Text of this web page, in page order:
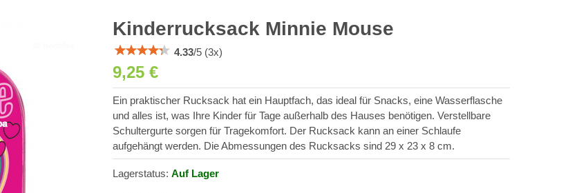
Kinderrucksack Minnie Mouse
4.33/5 (3x)
9,25 €
Ein praktischer Rucksack hat ein Hauptfach, das ideal für Snacks, eine Wasserflasche
und alles ist, was Ihre Kinder für Tage außerhalb des Hauses benötigen. Verstellbare
Schultergurte sorgen für Tragekomfort. Der Rucksack kann an einer Schlaufe
aufgehängt werden. Die Abmessungen des Rucksacks sind 29 x 23 x 8 cm.
Lagerstatus: Auf Lager